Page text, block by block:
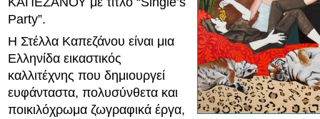
Party”.
H Στέλλα Καπεζάνου είναι μια
Ελληνίδα εικαστικός
καλλιτέχνης που δημιουργεί
ευφάνταστα, πολυσύνθετα και
ποικιλόχρωμα ζωγραφικά έργα,